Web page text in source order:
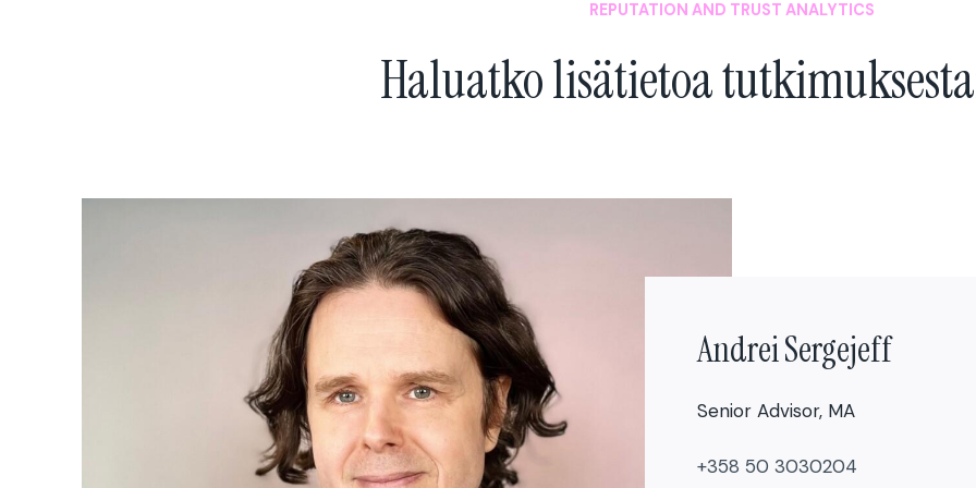
REPUTATION AND TRUST ANALYTICS
Haluatko lisätietoa
Andrei Sergejeff
Senior Advisor, MA
+358 50 3030204